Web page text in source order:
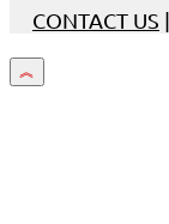
CONTACT US |